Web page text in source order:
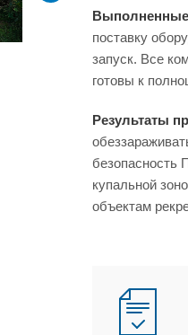
поставку
запуск. Все
отовы к
Результаты
езопасность
купальной
объектам